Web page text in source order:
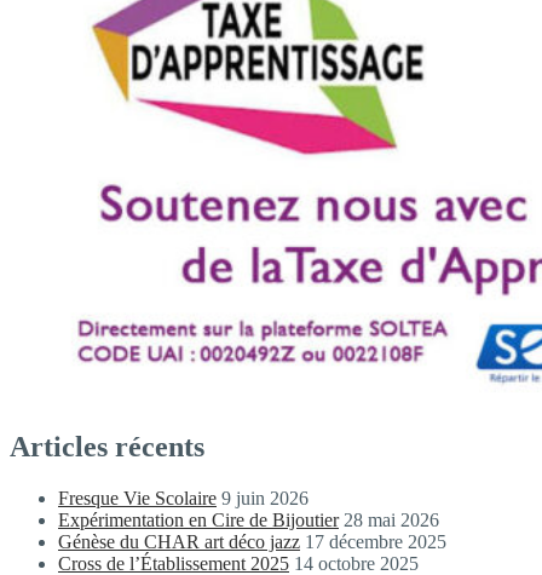
Articles récents
Fresque Vie Scolaire 9 juin 2026
Expérimentation en Cire de Bijoutier 28 mai 2026
Génèse du CHAR art déco jazz 17 décembre 2025
Cross de l’Établissement 2025 14 octobre 2025